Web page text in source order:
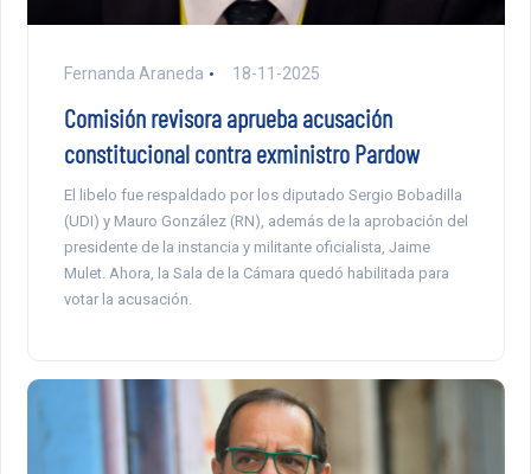
Fernanda Araneda 18-11-2025
Comisión revisora aprueba acusación
constitucional contra exministro Pardow
El libelo fue respaldado por los diputado Sergio Bobadilla
(UDI) y Mauro González (RN), además de la aprobación del
presidente de la instancia y militante oficialista, Jaime
Mulet. Ahora, la Sala de la Cámara quedó habilitada para
votar la acusación.